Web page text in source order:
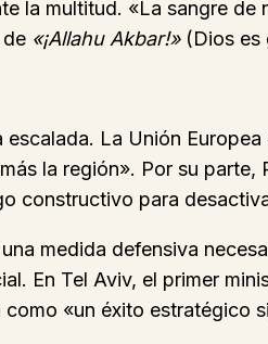
la multitud. «La sangre
«¡Allahu Akbar!»(Dios es
La Unión
la región». Por su
constructivo para
medida defensiva
En Tel Aviv, el primer
«un éxito estratégico